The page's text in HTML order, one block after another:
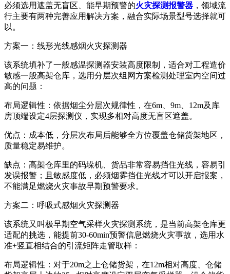
必须选用遮盖无盲区、能早期预警的火灾探测报警器 ，领域流
行主要有两种完善应用解决方案，融合实际场景型号选择就可
以。
方案一：线形光线感烟火灾探测器
该系统填补了一般感温探测器安装高度限制，适合对工程造价
敏感一般高架仓库，选用分层次组网方案检测处理室内空间过
高的问题：
布局逻辑性：依据烟尘分层次规律性，在6m、9m、12m及库
房顶端设定4层探测仪，实现多相对高度无盲区遮盖。
优点：成本低，分层次布局后能够全方位覆盖仓储货架地区，
质量稳定易维护。
缺点：高架仓库里的码垛机、货品非常容易挡住光线，容易引
发误报警；且敏感度低，必须烟雾挡住光线才可以开启报案，
不能满足燃烧火灾事故早期预警要求。
方案二：呼吸式感烟火灾探测器
该系统又叫极早期空气采样火灾探测系统，是当前高架仓库更
适配的挑选，能提前30-60min预警信息燃烧火灾事故，选用水
准+竖直相结合的引流矩阵走管取样：
布局逻辑性：对于20m之上仓储货架，在12m相对高度、仓储